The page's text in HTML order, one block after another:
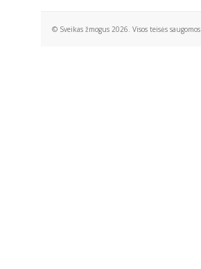
© Sveikas žmogus 2026. Visos teisės saugomos